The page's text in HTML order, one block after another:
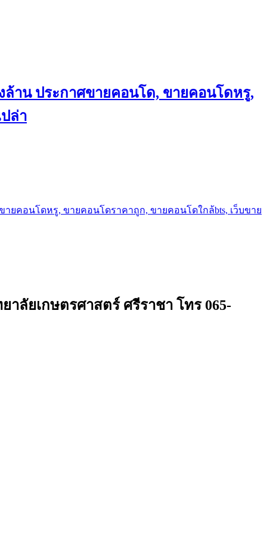
ล้าน ประกาศขายคอนโด, ขายคอนโดหรู,
ล่า
ยคอนโดหรู, ขายคอนโดราคาถูก, ขายคอนโดใกล้bts, เว็บขาย
ลัยเกษตรศาสตร์ ศรีราชา โทร 065-